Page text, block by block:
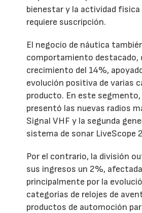
bienestar y la actividad física
requiere suscripción.
El negocio de náutica
comportamiento destacado,
crecimiento del 14%,
evolución positiva de varias
producto. En este segmento,
presentó las nuevas radios
Signal VHF y la segunda
sistema de sonar LiveScope
Por el contrario, la división
sus ingresos un 2%, afectada
principalmente por la
categorías de relojes de
productos de automoción